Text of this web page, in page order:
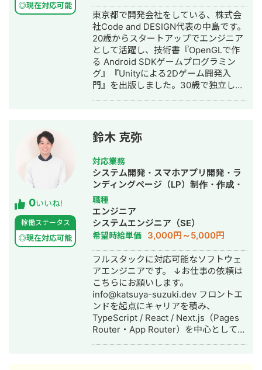
◎現在対応可能
東京都で開発会社をしている、株式会
社Code and DESIGN代表の中島です。
20歳からスタートアップでエンジニア
として活躍し、技術書『OpenGLで作
る Android SDKゲームプログラミン
グ』『Unityによる2Dゲーム開発入
門』を出版しました。30歳で独立して
ンジニアとして任されてきました。 た
とえば『アイドルマスター シャイニー
カラーズ』では配信機能の立ち上げに
初期から参画し、リアルタイム配信ラ
イブラリの設計から撮影スタジオ向け
の機能まで担当。メタバース制作サー
ビス「STYLY」ではCTOと二人でリリ
ースまで作り上げ、VTuberによるVR
音楽ライブでは独自の通信ライブラリ
で大規模配信を実現しました。本要約
アプリ「flier」のモバイル開発（AI検
索機能など）も手がけています。 現在
はAIやゲーム、VTuber、配信システム
といった領域でメインプログラマとし
て参画しつつ、自社でもアプリやSaaS
を企画・提供しています。提案から開
発・テスト・リリース、運用まで一貫
して担当できるのが強みです。
https://code-and-design.jp/ 【取引
0いいね!
稼働ステータス
◎現在対応可能
鈴木 克弥
対応業務
システム開発・スマホアプリ開発・ラ
ンディングページ（LP）制作・作成・
ホームページ制作・作成
職種
エンジニア
システムエンジニア（SE）
希望時給単価 3,000円～5,000円
フルスタックに対応可能なソフトウェ
アエンジニアです。 ↓お仕事の依頼は
こちらにお願いします。
info@katsuya-suzuki.dev フロントエ
ンドを起点にキャリアを積み、
TypeScript / React / Next.js（Pages
Router・App Router）を中心として、